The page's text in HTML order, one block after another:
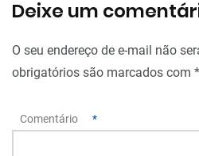
Deixe um
O seu endereço de e-mail não
obrigatórios são marcados com *
Comentário *